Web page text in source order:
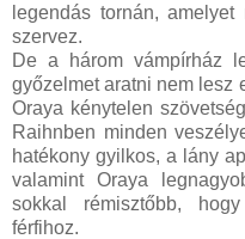
legendás tornán,
szervez.
De a három vámpírház
győzelmet aratni nem lesz
Oraya kénytelen
Raihnben minden
hatékony gyilkos, a lány
valamint Oraya
sokkal rémisztőbb,
férfihoz.